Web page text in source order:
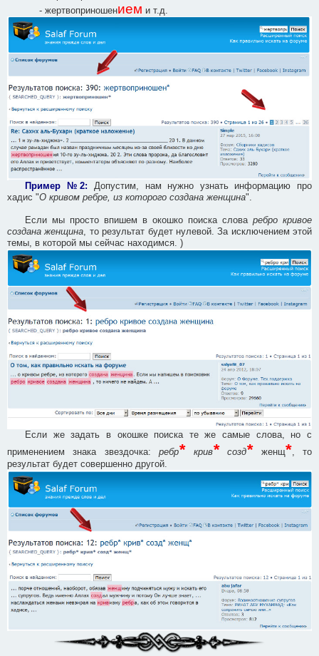
- жертвоприношением и т.д.
Пример №2: Допустим, нам нужно узнать информацию про
хадис "О кривом ребре, из которого создана женщина".
Если мы просто впишем в окошко поиска слова ребро кривое
создана женщина, то результат будет нулевой. За исключением этой
темы, в которой мы сейчас находимся. )
Если же задать в окошке поиска те же самые слова, но с
применением знака звездочка:ребр* крив*созд* женщ* , то
результат будет совершенно другой.